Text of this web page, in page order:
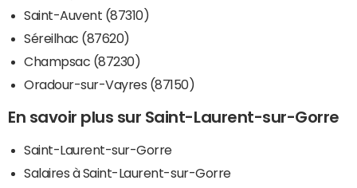
Saint-Auvent (87310)
Séreilhac (87620)
Champsac (87230)
Oradour-sur-Vayres (87150)
En savoir plus sur Saint-Laurent-sur-Gorre
Saint-Laurent-sur-Gorre
Salaires à Saint-Laurent-sur-Gorre